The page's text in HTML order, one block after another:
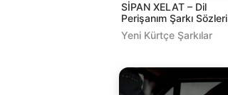
SİPAN XELAT – Dil
Perişanım Şarkı Sözleri
Yeni Kürtçe Şarkılar